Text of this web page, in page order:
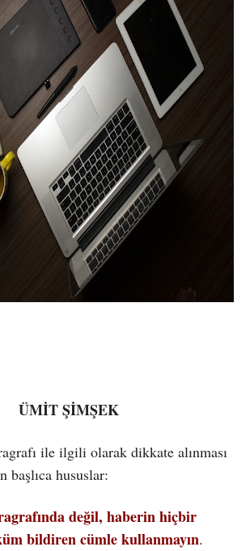
ÜMİT ŞİMŞEK
ile ilgili olarak dikkate alınması
başlıca hususlar:
değil, haberin hiçbir
bildiren cümle kullanmayın.